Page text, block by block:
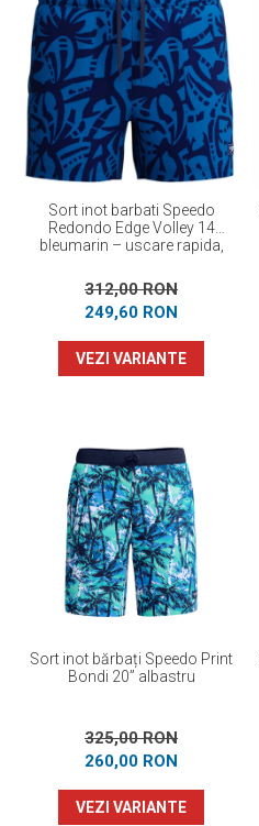
Sort inot barbati Speedo
Redondo Edge Volley 14
bleumarin – uscare rapida,
312,00 RON
249,60 RON
VEZI VARIANTE
Sort inot bărbați Speedo Print
Bondi 20” albastru
325,00 RON
260,00 RON
VEZI VARIANTE